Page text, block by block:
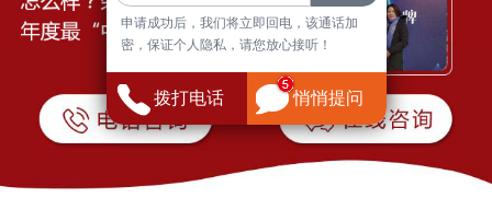
申请成功后，我们将立即回电，该通话加
密，保证个人隐私，请您放心接听！
拨打电话 悄悄提问